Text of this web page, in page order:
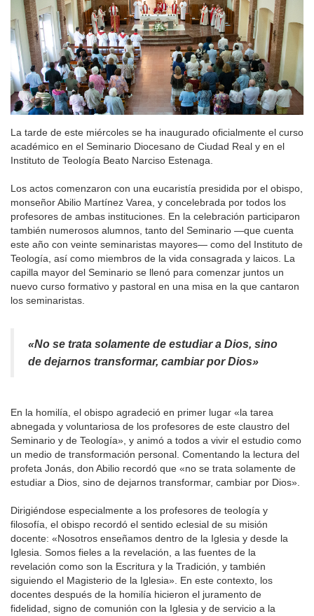
La tarde de este miércoles se ha inaugurado oficialmente el curso
académico en el Seminario Diocesano de Ciudad Real y en el
Instituto de Teología Beato Narciso Estenaga.
Los actos comenzaron con una eucaristía presidida por el obispo,
monseñor Abilio Martínez Varea, y concelebrada por todos los
profesores de ambas instituciones. En la celebración participaron
también numerosos alumnos, tanto del Seminario —que cuenta
este año con veinte seminaristas mayores— como del Instituto de
Teología, así como miembros de la vida consagrada y laicos. La
capilla mayor del Seminario se llenó para comenzar juntos un
nuevo curso formativo y pastoral en una misa en la que cantaron
los seminaristas.
«No se trata solamente de estudiar a Dios, sino
de dejarnos transformar, cambiar por Dios»
En la homilía, el obispo agradeció en primer lugar «la tarea
abnegada y voluntariosa de los profesores de este claustro del
Seminario y de Teología», y animó a todos a vivir el estudio como
un medio de transformación personal. Comentando la lectura del
profeta Jonás, don Abilio recordó que «no se trata solamente de
estudiar a Dios, sino de dejarnos transformar, cambiar por Dios».
Dirigiéndose especialmente a los profesores de teología y
filosofía, el obispo recordó el sentido eclesial de su misión
docente: «Nosotros enseñamos dentro de la Iglesia y desde la
Iglesia. Somos fieles a la revelación, a las fuentes de la
revelación como son la Escritura y la Tradición, y también
siguiendo el Magisterio de la Iglesia». En este contexto, los
docentes después de la homilía hicieron el juramento de
fidelidad, signo de comunión con la Iglesia y de servicio a la